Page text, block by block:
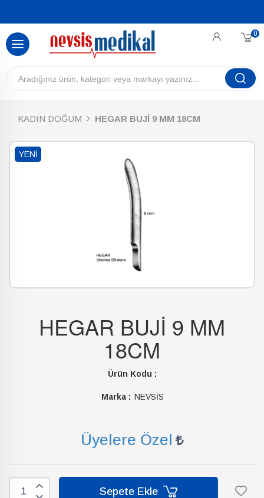
0
KADIN DOĞUM HEGAR BUJİ 9 MM 18CM
YENI
HEGAR BUJİ 9 MM
18CM
Ürün Kodu :
Marka : NEVSİS
Üyelere Özel
Sepete Ekle